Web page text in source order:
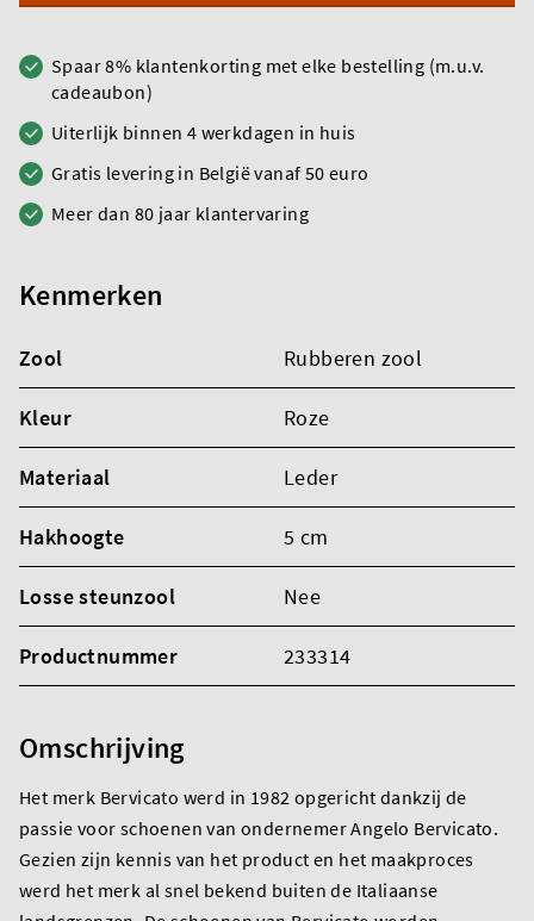
Spaar 8% klantenkorting met elke bestelling (m.u.v.
cadeaubon)
Uiterlijk binnen 4 werkdagen in huis
Gratis levering in België vanaf 50 euro
Meer dan 80 jaar klantervaring
Kenmerken
Zool Rubberen zool
Kleur Roze
Materiaal Leder
Hakhoogte 5 cm
Losse steunzool Nee
Productnummer 233314
Omschrijving
Het merk Bervicato werd in 1982 opgericht dankzij de
passie voor schoenen van ondernemer Angelo Bervicato.
Gezien zijn kennis van het product en het maakproces
werd het merk al snel bekend buiten de Italiaanse